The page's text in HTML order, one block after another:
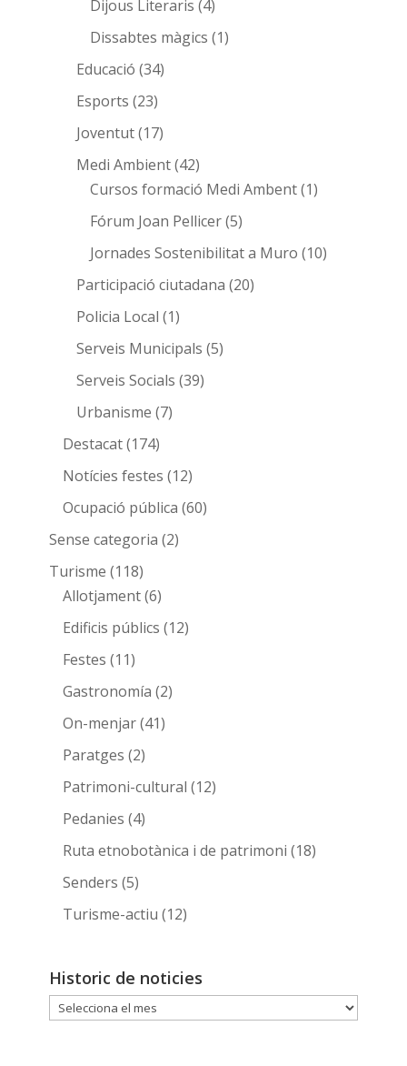
Dijous Literaris (4)
Dissabtes màgics (1)
Educació (34)
Esports (23)
Joventut(17)
Medi Ambient(42)
Cursos formació Medi Ambent(1)
Fórum Joan Pellicer(5)
Jornades Sostenibilitat a Muro (10)
Participació ciutadana (20)
Policia Local (1)
Serveis Municipals (5)
Serveis Socials (39)
Urbanisme (7)
Destacat(174)
Notícies festes (12)
Ocupació pública (60)
Sense categoria (2)
Turisme (118)
Allotjament(6)
Edificis públics (12)
Festes (11)
Gastronomía (2)
On-menjar(41)
Paratges (2)
Patrimoni-cultural (12)
Pedanies (4)
Ruta etnobotànica i de patrimoni (18)
Senders (5)
Turisme-actiu (12)
Historic de noticies
Historic